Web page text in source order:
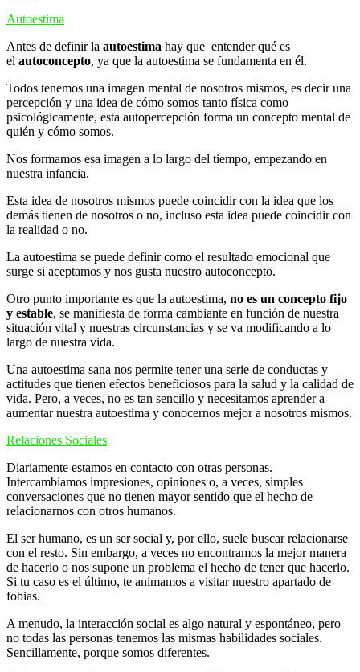
Autoestima
Antes de definir la autoestima hay que entender qué es
el autoconcepto, ya que la autoestima se fundamenta en él.
Todos tenemos una imagen mental de nosotros mismos, es decir una
percepción y una idea de cómo somos tanto física como
psicológicamente, esta autopercepción forma un concepto mental de
quién y cómo somos.
Nos formamos esa imagen a lo largo del tiempo, empezando en
nuestra infancia.
Esta idea de nosotros mismos puede coincidir con la idea que los
demás tienen de nosotros o no, incluso esta idea puede coincidir con
la realidad o no.
La autoestima se puede definir como el resultado emocional que
surge si aceptamos y nos gusta nuestro autoconcepto.
Otro punto importante es que la autoestima, no es un concepto fijo
y estable, se manifiesta de forma cambiante en función de nuestra
situación vital y nuestras circunstancias y se va modificando a lo
largo de nuestra vida.
Una autoestima sana nos permite tener una serie de conductas y
actitudes que tienen efectos beneficiosos para la salud y la calidad de
vida. Pero, a veces, no es tan sencillo y necesitamos aprender a
aumentar nuestra autoestima y conocernos mejor a nosotros mismos.
Relaciones Sociales
Diariamente estamos en contacto con otras personas.
Intercambiamos impresiones, opiniones o, a veces, simples
conversaciones que no tienen mayor sentido que el hecho de
relacionarnos con otros humanos.
El ser humano, es un ser social y, por ello, suele buscar relacionarse
con el resto. Sin embargo, a veces no encontramos la mejor manera
de hacerlo o nos supone un problema el hecho de tener que hacerlo.
Si tu caso es el último, te animamos a visitar nuestro apartado de
fobias.
A menudo, la interacción social es algo natural y espontáneo, pero
no todas las personas tenemos las mismas habilidades sociales.
Sencillamente, porque somos diferentes.